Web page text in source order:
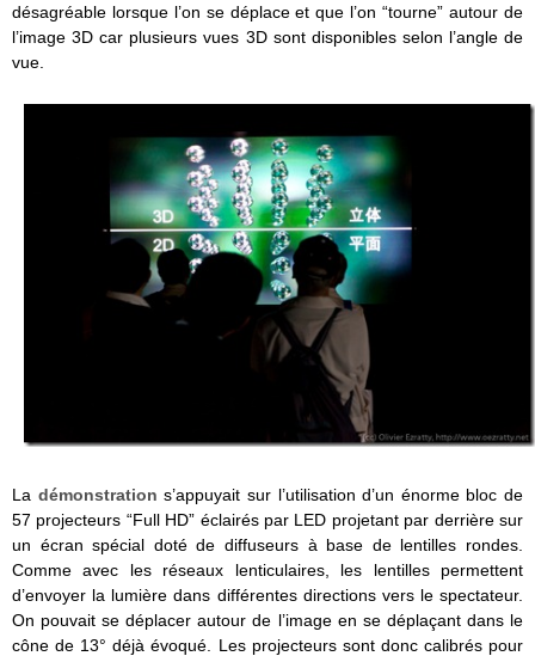
désagréable lorsque l’on se déplace et que l’on “tourne” autour de
l’image 3D car plusieurs vues 3D sont disponibles selon l’angle de
vue.
La démonstration s’appuyait sur l’utilisation d’un énorme bloc de
57 projecteurs “Full HD” éclairés par LED projetant par derrière sur
un écran spécial doté de diffuseurs à base de lentilles rondes.
Comme avec les réseaux lenticulaires, les lentilles permettent
d’envoyer la lumière dans différentes directions vers le spectateur.
On pouvait se déplacer autour de l’image en se déplaçant dans le
cône de 13° déjà évoqué. Les projecteurs sont donc calibrés pour